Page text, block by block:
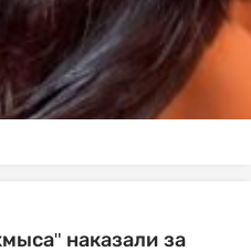
наказали за